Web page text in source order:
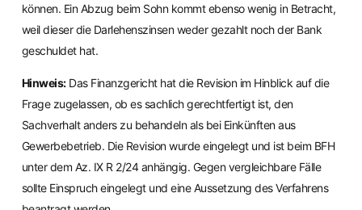
können. Ein Abzug beim Sohn kommt ebenso wenig in Betracht,
weil dieser die Darlehenszinsen weder gezahlt noch der Bank
geschuldet hat.
Hinweis:Das Finanzgericht hat die Revision im Hinblick auf die
Frage zugelassen, ob es sachlich gerechtfertigt ist, den
Sachverhalt anders zu behandeln als bei Einkünften aus
Gewerbebetrieb. Die Revision wurde eingelegt und ist beim BFH
unter dem Az. IX R 2/24 anhängig. Gegen vergleichbare Fälle
sollte Einspruch eingelegt und eine Aussetzung des Verfahrens